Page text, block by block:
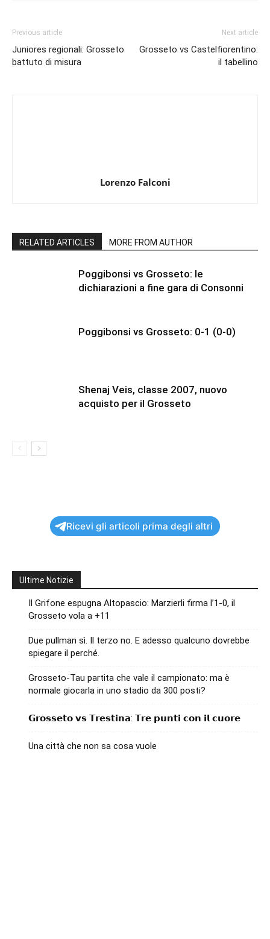
Previous article
Juniores regionali: Grosseto
battuto di misura
Next article
Grosseto vs Castelfiorentino:
il tabellino
Lorenzo Falconi
RELATED ARTICLES MORE FROM AUTHOR
Poggibonsi vs Grosseto: le
dichiarazioni a fine gara di Consonni
Poggibonsi vs Grosseto: 0-1 (0-0)
Shenaj Veis, classe 2007, nuovo
acquisto per il Grosseto
Ricevi gli articoli prima degli altri
Ultime Notizie
Il Grifone espugna Altopascio: Marzierli firma l’1-0, il
Grosseto vola a +11
Due pullman sì. Il terzo no. E adesso qualcuno dovrebbe
spiegare il perché.
Grosseto-Tau partita che vale il campionato: ma è
normale giocarla in uno stadio da 300 posti?
𝗚𝗿𝗼𝘀𝘀𝗲𝘁𝗼 𝘃𝘀 𝗧𝗿𝗲𝘀𝘁𝗶𝗻𝗮: 𝗧𝗿𝗲 𝗽𝘂𝗻𝘁𝗶 𝗰𝗼𝗻 𝗶𝗹 𝗰𝘂𝗼𝗿𝗲
Una città che non sa cosa vuole